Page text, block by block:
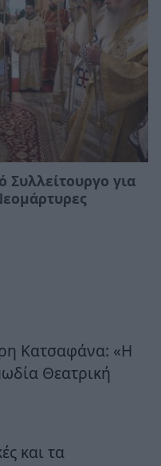
Συλλείτουργο για
Κατσαφάνα: «Η
Θεατρική
και τα